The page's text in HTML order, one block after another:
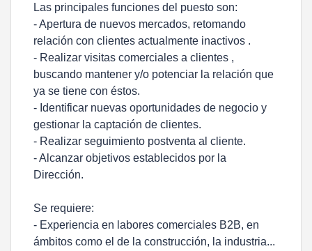
Las principales funciones del puesto son:
- Apertura de nuevos mercados, retomando
relación con clientes actualmente inactivos .
- Realizar visitas comerciales a clientes ,
buscando mantener y/o potenciar la relación que
ya se tiene con éstos.
- Identificar nuevas oportunidades de negocio y
gestionar la captación de clientes.
- Realizar seguimiento postventa al cliente.
- Alcanzar objetivos establecidos por la
Dirección.
Se requiere:
- Experiencia en labores comerciales B2B, en
ámbitos como el de la construcción, la industria...